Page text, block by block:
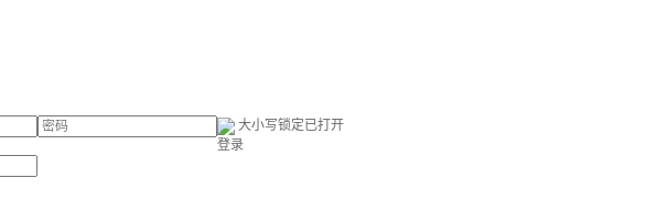
大小写锁定已打开
登录